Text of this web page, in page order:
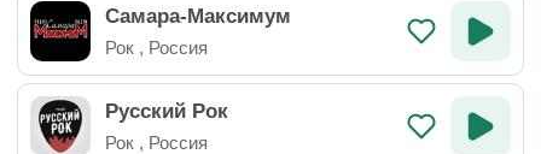
Самара-Максимум
Рок , Россия
Русский Рок
Рок , Россия